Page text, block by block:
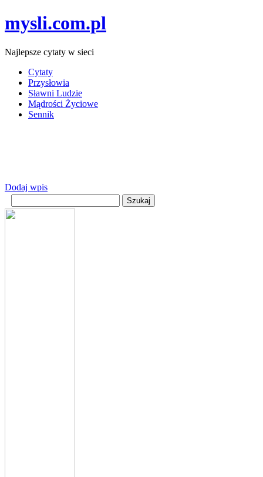
mysli.com.pl
Najlepsze cytaty w sieci
Cytaty
Przysłowia
Sławni Ludzie
Mądrości Życiowe
Sennik
Dodaj wpis